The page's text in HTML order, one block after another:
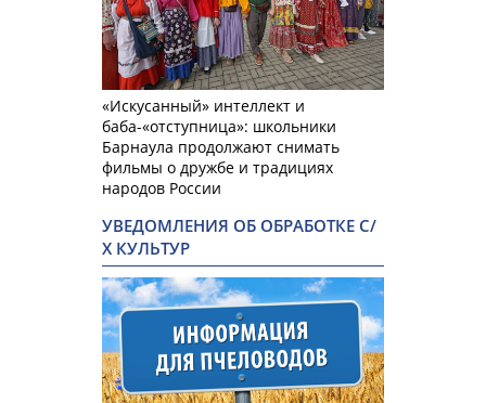
«Искусанный» интеллект и
баба-«отступница»: школьники
Барнаула продолжают снимать
фильмы о дружбе и традициях
народов России
УВЕДОМЛЕНИЯ ОБ ОБРАБОТКЕ С/
Х КУЛЬТУР